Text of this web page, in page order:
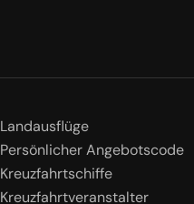
Landausflüge
Persönlicher Angebotscode
Kreuzfahrtschiffe
Kreuzfahrtveranstalter